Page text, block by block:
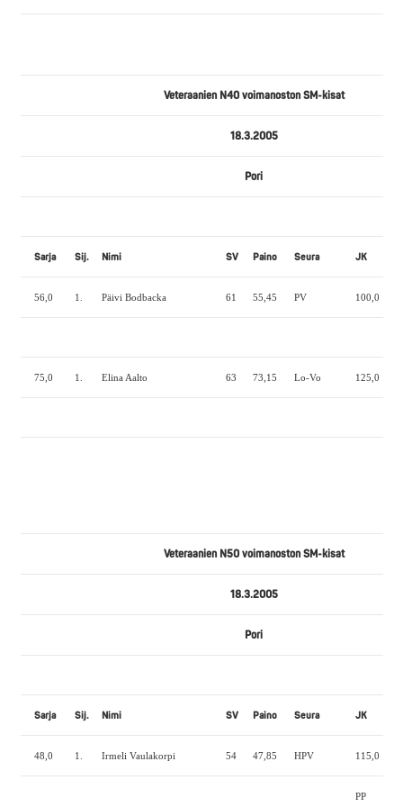
Veteraanien N40 voimanoston SM-kisat
18.3.2005
Pori
Sarja Sij. Nimi SV Paino Seura JK
56,0 1. Päivi Bodbacka 61 55,45 PV 100,0
75,0 1. Elina Aalto 63 73,15 Lo-Vo 125,0
Veteraanien N50 voimanoston SM-kisat
18.3.2005
Pori
Sarja Sij. Nimi SV Paino Seura JK
48,0 1. Irmeli Vaulakorpi 54 47,85 HPV 115,0
PP